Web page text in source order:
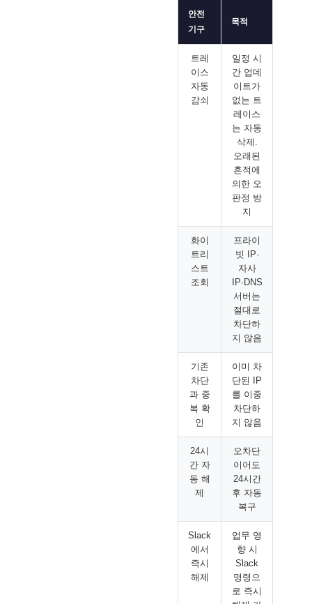
안전
기구
목적
트레
이스
자동
감쇠
일정 시
간 업데
이트가
없는 트
레이스
는 자동
삭제.
오래된
흔적에
의한 오
판정 방
지
화이
트리
스트
조회
프라이
빗 IP·
자사
IP·DNS
서버는
절대로
차단하
지 않음
기존
차단
과 중
복 확
인
이미 차
단된 IP
를 이중
차단하
지 않음
24시
간 자
동 해
제
오차단
이어도
24시간
후 자동
복구
Slack
에서
즉시
해제
업무 영
향 시
Slack
명령으
로 즉시